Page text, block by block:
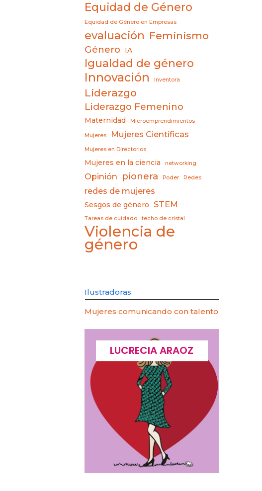
Equidad de Género
Equidad de Género en Empresas
evaluación Feminismo
Género IA
Igualdad de género
Innovación Inventora
Liderazgo
Liderazgo Femenino
Maternidad Microemprendimientos
Mujeres Mujeres Científicas
Mujeres en Directorios
Mujeres en la ciencia networking
Opinión pionera Poder Redes
redes de mujeres
Sesgos de género STEM
Tareas de cuidado techo de cristal
Violencia de
género
Ilustradoras
Mujeres comunicando con talento
LUCRECIA ARAOZ